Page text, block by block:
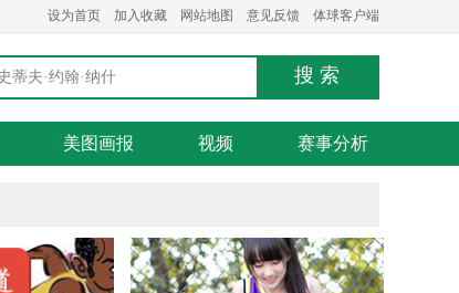
设为首页 加入收藏 网站地图 意见反馈 体球客户端
美图画报 视频 赛事分析